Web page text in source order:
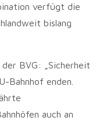
verfügt die
bislang
BVG: „Sicherheit
Bahnhof enden.
auch an